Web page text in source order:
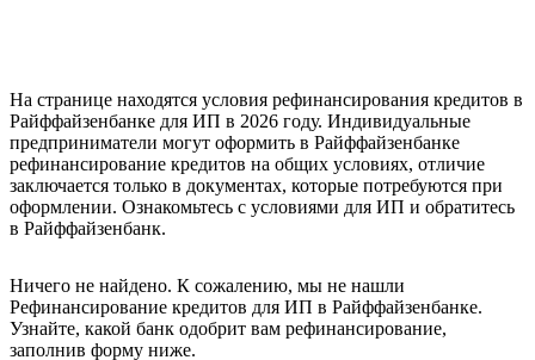
На странице находятся условия рефинансирования кредитов в
Райффайзенбанке для ИП в 2026 году. Индивидуальные
предприниматели могут оформить в Райффайзенбанке
рефинансирование кредитов на общих условиях, отличие
заключается только в документах, которые потребуются при
оформлении. Ознакомьтесь с условиями для ИП и обратитесь
в Райффайзенбанк.
Ничего не найдено. К сожалению, мы не нашли
Рефинансирование кредитов для ИП в Райффайзенбанке.
Узнайте, какой банк одобрит вам рефинансирование,
заполнив форму ниже.